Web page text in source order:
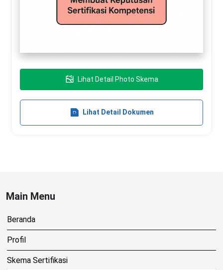
Lihat Detail Photo Skema
Lihat Detail Dokumen
Main Menu
Beranda
Profil
Skema Sertifikasi